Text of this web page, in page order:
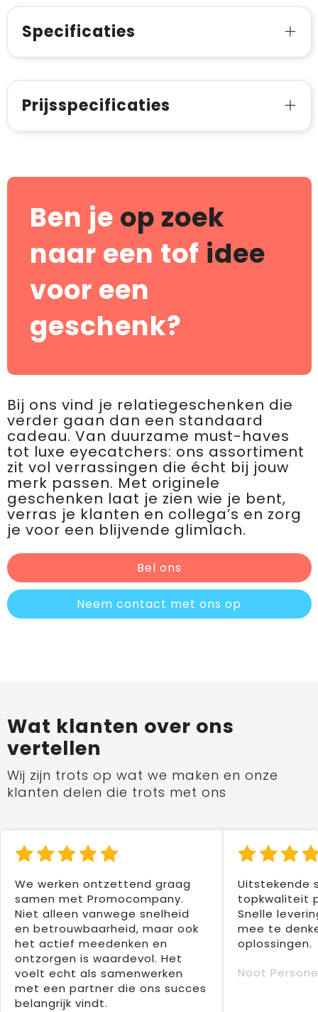
Specificaties
Prijsspecificaties
Ben je op zoek
naar een tof idee
voor een
geschenk?
Bij ons vind je relatiegeschenken die
verder gaan dan een standaard
cadeau. Van duurzame must-haves
tot luxe eyecatchers: ons assortiment
zit vol verrassingen die écht bij jouw
merk passen. Met originele
geschenken laat je zien wie je bent,
verras je klanten en collega’s en zorg
je voor een blijvende glimlach.
Bel ons
Neem contact met ons op
Wat klanten over ons
vertellen
Wij zijn trots op wat we maken en onze
klanten delen die trots met ons
We werken ontzettend graag
samen met Promocompany.
Niet alleen vanwege snelheid
en betrouwbaarheid, maar ook
het actief meedenken en
ontzorgen is waardevol. Het
voelt echt als samenwerken
met een partner die ons succes
belangrijk vindt.
Uitstekende
topkwaliteit
Snelle
mee te
oplossingen.
Noot